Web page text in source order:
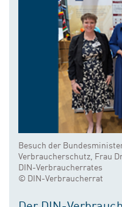
Besuch der
Verbraucherschutz, Frau
DIN-Verbraucherrates
© DIN-Verbraucherrat